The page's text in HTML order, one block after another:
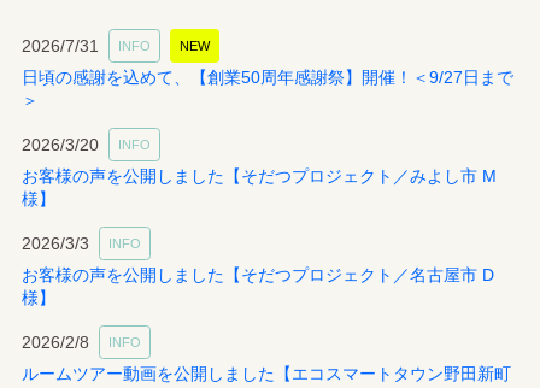
2026/7/31 INFO NEW
日頃の感謝を込めて、【創業50周年感謝祭】開催！＜9/27日まで
＞
2026/3/20 INFO
お客様の声を公開しました【そだつプロジェクト／みよし市 M
様】
2026/3/3 INFO
お客様の声を公開しました【そだつプロジェクト／名古屋市 D
様】
2026/2/8 INFO
ルームツアー動画を公開しました【エコスマートタウン野田新町